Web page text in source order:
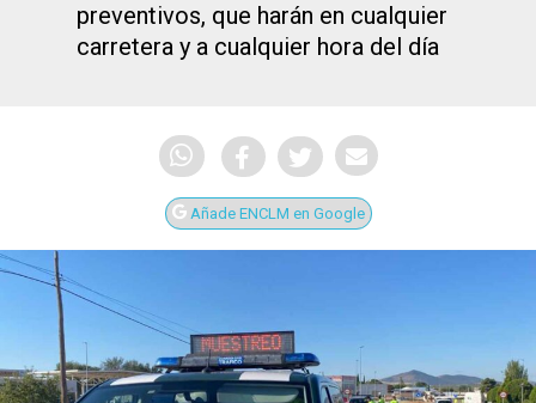
preventivos, que harán en cualquier
carretera y a cualquier hora del día
Añade ENCLM en Google